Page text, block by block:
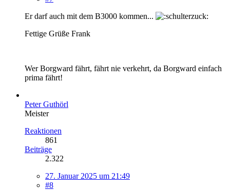
Er darf auch mit dem B3000 kommen...
Fettige Grüße Frank
Wer Borgward fährt, fährt nie verkehrt, da Borgward einfach
prima fährt!
Peter Guthörl
Meister
Reaktionen
861
Beiträge
2.322
27. Januar 2025 um 21:49
#8